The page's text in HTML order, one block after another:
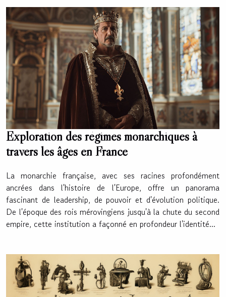
Exploration des régimes monarchiques à
travers les âges en France
La monarchie française, avec ses racines profondément
ancrées dans l'histoire de l'Europe, offre un panorama
fascinant de leadership, de pouvoir et d'évolution politique.
De l'époque des rois mérovingiens jusqu'à la chute du second
empire, cette institution a façonné en profondeur l'identité...